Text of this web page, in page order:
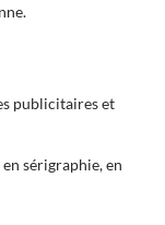
publicitaires et
sérigraphie, en